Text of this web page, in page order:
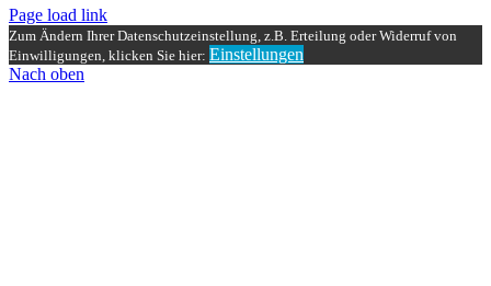
Page load link
Zum Ändern Ihrer Datenschutzeinstellung, z.B. Erteilung oder Widerruf von
Einwilligungen, klicken Sie hier: Einstellungen
Nach oben